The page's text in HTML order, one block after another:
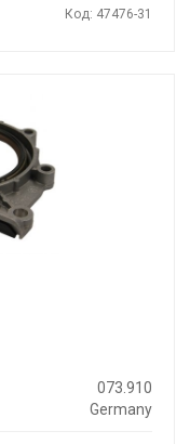
Код: 47476-31
073.910
Germany